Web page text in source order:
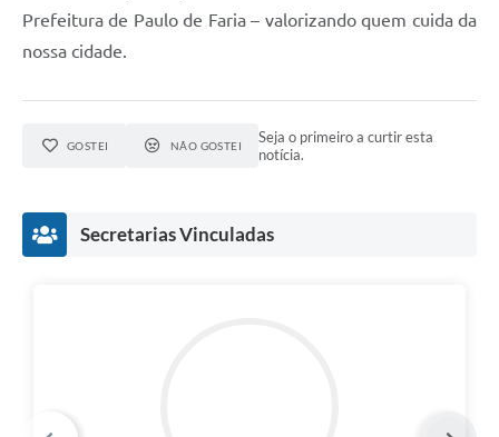
Prefeitura de Paulo de Faria – valorizando quem cuida da
nossa cidade.
GOSTEI NÃO GOSTEI
Seja o primeiro a curtir esta
notícia.
Secretarias Vinculadas